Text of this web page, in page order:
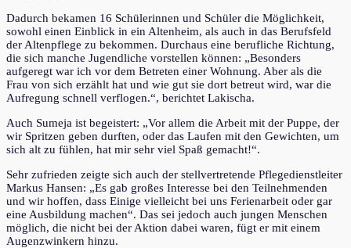
Dadurch bekamen 16 Schülerinnen und Schüler die Möglichkeit,
sowohl einen Einblick in ein Altenheim, als auch in das Berufsfeld
der Altenpflege zu bekommen. Durchaus eine berufliche Richtung,
die sich manche Jugendliche vorstellen können: „Besonders
aufgeregt war ich vor dem Betreten einer Wohnung. Aber als die
Frau von sich erzählt hat und wie gut sie dort betreut wird, war die
Aufregung schnell verflogen.“, berichtet Lakischa.
Auch Sumeja ist begeistert: „Vor allem die Arbeit mit der Puppe, der
wir Spritzen geben durften, oder das Laufen mit den Gewichten, um
sich alt zu fühlen, hat mir sehr viel Spaß gemacht!“.
Sehr zufrieden zeigte sich auch der stellvertretende Pflegedienstleiter
Markus Hansen: „Es gab großes Interesse bei den Teilnehmenden
und wir hoffen, dass Einige vielleicht bei uns Ferienarbeit oder gar
eine Ausbildung machen“. Das sei jedoch auch jungen Menschen
möglich, die nicht bei der Aktion dabei waren, fügt er mit einem
Augenzwinkern hinzu.